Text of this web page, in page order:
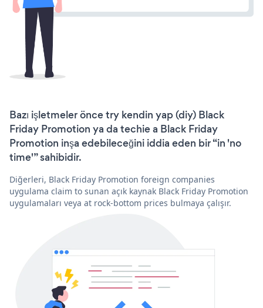
Bazı işletmeler önce try kendin yap (diy) Black
Friday Promotion ya da techie a Black Friday
Promotion inşa edebileceğini iddia eden bir “in 'no
time'” sahibidir.
Diğerleri, Black Friday Promotion foreign companies
uygulama claim to sunan açık kaynak Black Friday Promotion
uygulamaları veya at rock-bottom prices bulmaya çalışır.